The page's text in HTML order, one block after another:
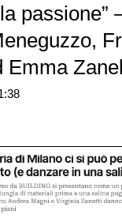
passione”
Emma